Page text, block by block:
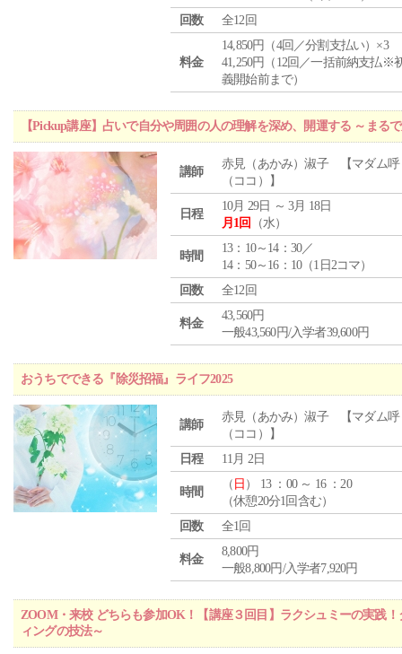
回数
全12回
料金
14,850円（4回／分割支払い）×3
41,250円（12回／一括前納支払※
義開始前まで）
【Pickup講座】占いで自分や周囲の人の理解を深め、開運する ～まる
講師
赤見（あかみ）淑子 【マダム呼
（ココ）】
日程
10月 29日 ～ 3月 18日
月1回
（水）
時間
13：10～14：30／
14：50～16：10（1日2コマ）
回数
全12回
料金
43,560円
一般43,560円/入学者39,600円
おうちでできる『除災招福』ライフ2025
講師
赤見（あかみ）淑子 【マダム呼
（ココ）】
日程
11月 2日
時間
（ 日 ） 13 ：00 ～ 16 ：20
（休憩20分1回含む）
回数
全1回
料金
8,800円
一般8,800円/入学者7,920円
ZOOM・来校 どちらも参加OK！【講座３回目】ラクシュミーの実践
ィングの技法～